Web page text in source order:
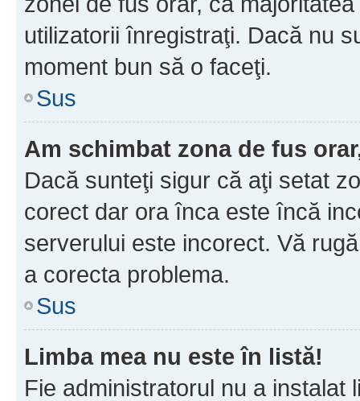
utilizatorii înregistraţi. Dacă nu
moment bun să o faceţi.
Sus
Am schimbat zona de fus
Dacă sunteţi sigur că aţi setat
corect dar ora înca este încă
serverului este incorect. Vă
a corecta problema.
Sus
Limba mea nu este în listă!
Fie administratorul nu a instalat